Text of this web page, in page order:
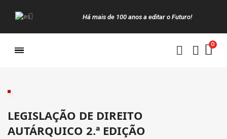
Há mais de 100 anos a editar o Futuro!
LEGISLAÇÃO DE DIREITO
AUTÁRQUICO 2.ª EDIÇÃO